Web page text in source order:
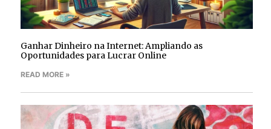
Ganhar Dinheiro na Internet: Ampliando as
Oportunidades para Lucrar Online
READ MORE »